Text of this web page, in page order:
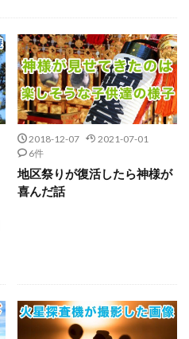
2018-12-07
2021-07-01
6件
地区祭りが復活したら神様が
喜んだ話